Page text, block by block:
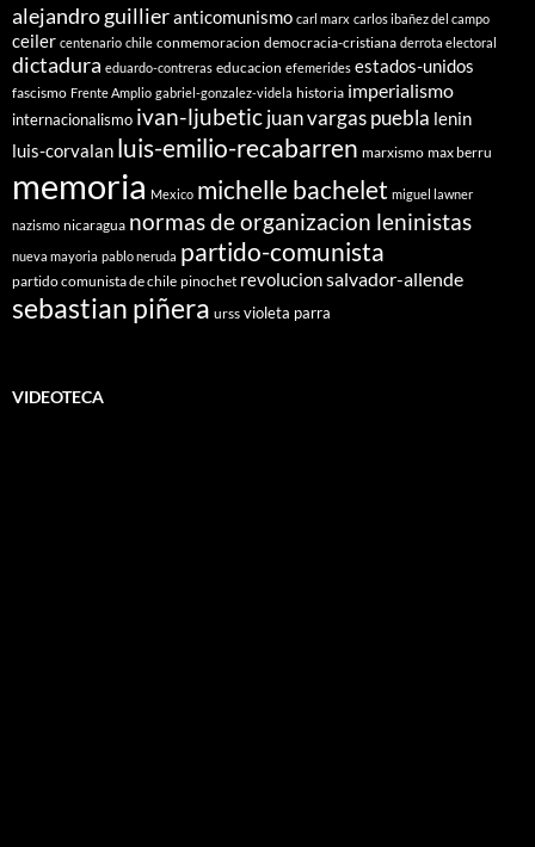
alejandro guillieranticomunismo carl marx carlos ibañez del campo
ceiler centenario chile conmemoracion democracia-cristiana derrota electoral
dictadura eduardo-contreras educacion efemerides estados-unidos
fascismo Frente Amplio gabriel-gonzalez-videla historia imperialismo
internacionalismo ivan-ljubeticjuan vargas puebla lenin
luis-corvalan luis-emilio-recabarren marxismo max berru
memoria Mexico michelle bachelet miguel lawner
nazismo nicaragua normas de organizacion leninistas
nueva mayoria pablo neruda partido-comunista
partido comunista de chile pinochet revolucionsalvador-allende
sebastian piñera urss violeta parra
VIDEOTECA